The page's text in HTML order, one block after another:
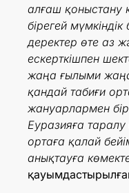
алғаш қоныстану
бірегей
деректер өте аз
ескерткішпен
жаңа ғылыми
қандай табиғи
жануарлармен
Еуразияға
ортаға қалай
анықтауға